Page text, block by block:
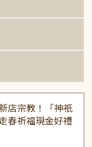
店宗教！「神祇
春祈福現金好禮